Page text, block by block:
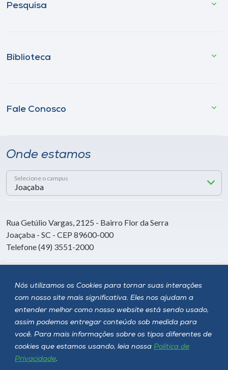
Nós utilizamos os Cookies para tornar suas interações
com nosso site mais significativa. Eles nos ajudam a
entender melhor como nosso website está sendo usado,
assim podemos entregar conteúdo sob medida para
você. Para mais informações sobre os tipos diferentes de
cookies que estamos usando, leia nossa Política de
Privacidade.
Pesquisa
Biblioteca
Fale Conosco
Onde estamos
Selecione o campus
Rua Getúlio Vargas, 2125 - Bairro Flor da Serra
Joaçaba - SC - CEP 89600-000
Telefone (49) 3551-2000
Siga a Unoesc